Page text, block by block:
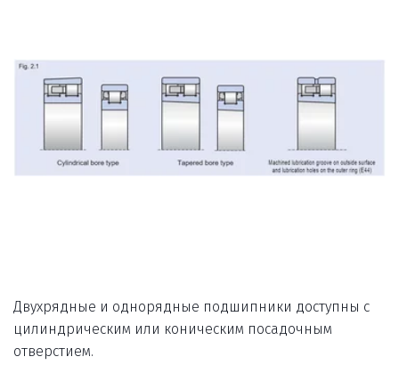
Двухрядные и однорядные подшипники доступны с
цилиндрическим или коническим посадочным
отверстием.